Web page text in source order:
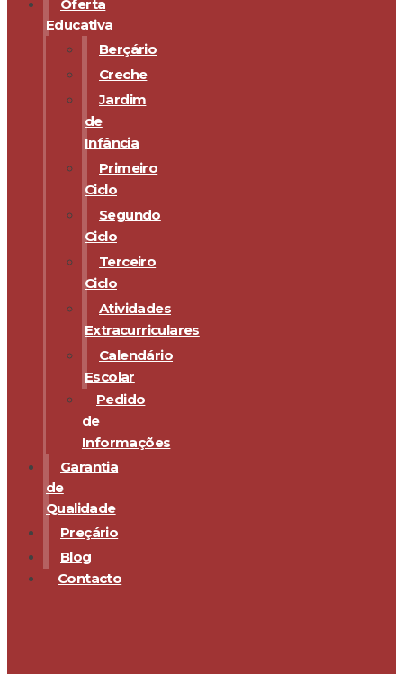
Oferta
Educativa
Berçário
Creche
Jardim
de
Infância
Primeiro
Ciclo
Segundo
Ciclo
Terceiro
Ciclo
Atividades
Extracurriculares
Calendário
Escolar
Pedido
de
Informações
Garantia
de
Qualidade
Preçário
Blog
Contacto